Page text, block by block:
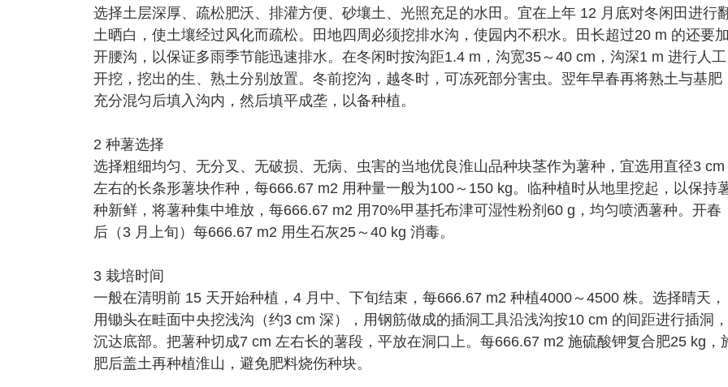
选择土层深厚、疏松肥沃、排灌方便、砂壤土、光照充足的水田。宜在上年 12 月底对冬闲田进行
土晒白，使土壤经过风化而疏松。田地四周必须挖排水沟，使园内不积水。田长超过20 m 的还要
开腰沟，以保证多雨季节能迅速排水。在冬闲时按沟距1.4 m，沟宽35～40 cm，沟深1 m 进行人工
开挖，挖出的生、熟土分别放置。冬前挖沟，越冬时，可冻死部分害虫。翌年早春再将熟土与基肥
充分混匀后填入沟内，然后填平成垄，以备种植。
2 种薯选择
选择粗细均匀、无分叉、无破损、无病、虫害的当地优良淮山品种块茎作为薯种，宜选用直径3 cm
左右的长条形薯块作种，每666.67 m2 用种量一般为100～150 kg。临种植时从地里挖起，以保持
种新鲜，将薯种集中堆放，每666.67 m2 用70%甲基托布津可湿性粉剂60 g，均匀喷洒薯种。开春
后（3 月上旬）每666.67 m2 用生石灰25～40 kg 消毒。
3 栽培时间
一般在清明前 15 天开始种植，4 月中、下旬结束，每666.67 m2 种植4000～4500 株。选择晴天，
用锄头在畦面中央挖浅沟（约3 cm 深），用钢筋做成的插洞工具沿浅沟按10 cm 的间距进行插洞，
沉达底部。把薯种切成7 cm 左右长的薯段，平放在洞口上。每666.67 m2 施硫酸钾复合肥25 kg，
肥后盖土再种植淮山，避免肥料烧伤种块。